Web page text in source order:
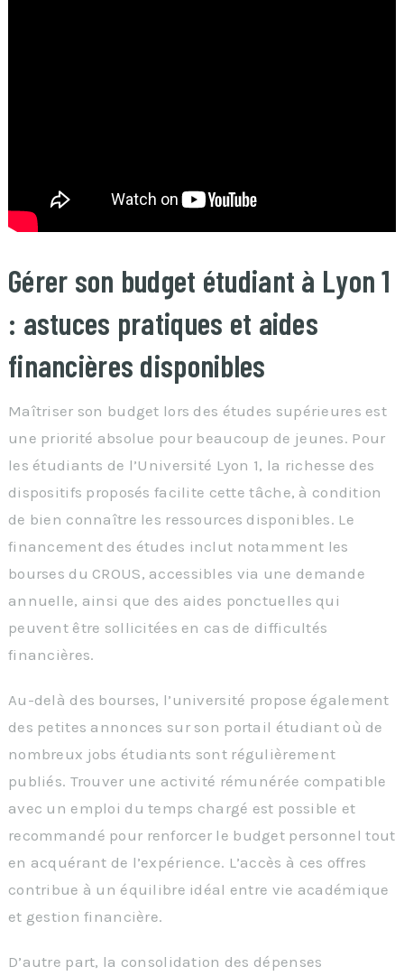
Gérer son budget étudiant à Lyon 1
: astuces pratiques et aides
financières disponibles
Maîtriser son budget lors des études supérieures est
une priorité absolue pour beaucoup de jeunes. Pour
les étudiants de l’Université Lyon 1, la richesse des
dispositifs proposés facilite cette tâche, à condition
de bien connaître les ressources disponibles. Le
financement des études inclut notamment les
bourses du CROUS, accessibles via une demande
annuelle, ainsi que des aides ponctuelles qui
peuvent être sollicitées en cas de difficultés
financières.
Au-delà des bourses, l’université propose également
des petites annonces sur son portail étudiant où de
nombreux jobs étudiants sont régulièrement
publiés. Trouver une activité rémunérée compatible
avec un emploi du temps chargé est possible et
recommandé pour renforcer le budget personnel tout
en acquérant de l’expérience. L’accès à ces offres
contribue à un équilibre idéal entre vie académique
et gestion financière.
D’autre part, la consolidation des dépenses